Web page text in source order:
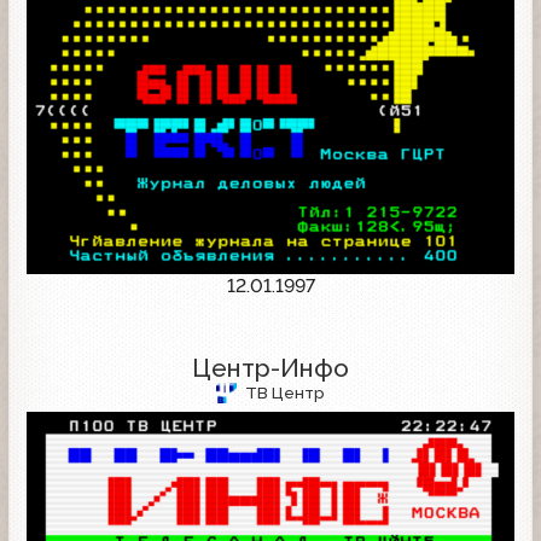
12.01.1997
Центр-Инфо
ТВ Центр